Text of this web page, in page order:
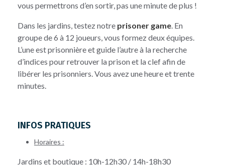
vous permettrons d’en sortir, pas une minute de plus !
Dans les jardins, testez notre prisoner game. En
groupe de 6 à 12 joueurs, vous formez deux équipes.
L’une est prisonnière et guide l’autre à la recherche
d’indices pour retrouver la prison et la clef afin de
libérer les prisonniers. Vous avez une heure et trente
minutes.
INFOS PRATIQUES
Horaires :
Jardins et boutique : 10h-12h30 / 14h-18h30